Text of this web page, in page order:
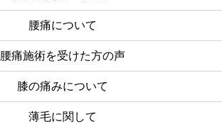
腰痛について
腰痛施術を受けた方の声
膝の痛みについて
薄毛に関して